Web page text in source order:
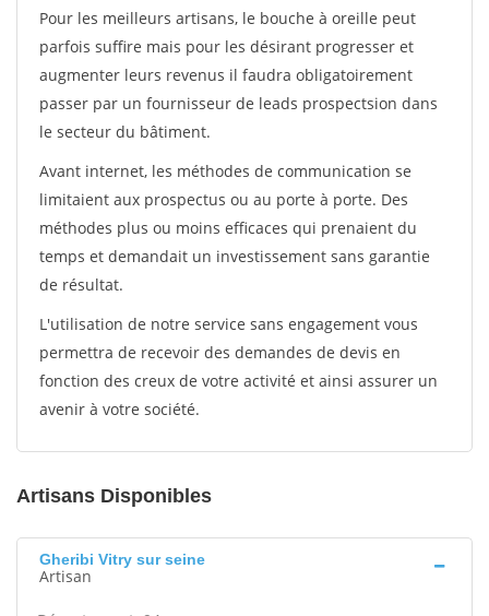
Pour les meilleurs artisans, le bouche à oreille peut
parfois suffire mais pour les désirant progresser et
augmenter leurs revenus il faudra obligatoirement
passer par un fournisseur de leads prospectsion dans
le secteur du bâtiment.
Avant internet, les méthodes de communication se
limitaient aux prospectus ou au porte à porte. Des
méthodes plus ou moins efficaces qui prenaient du
temps et demandait un investissement sans garantie
de résultat.
L'utilisation de notre service sans engagement vous
permettra de recevoir des demandes de devis en
fonction des creux de votre activité et ainsi assurer un
avenir à votre société.
Artisans Disponibles
Gheribi Vitry sur seine
Artisan